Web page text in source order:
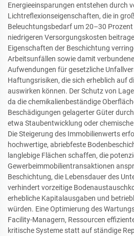
Energieeinsparungen entstehen durch
Lichtreflexionseigenschaften, die in
Beleuchtungsbedarf um 20–30
niedrigeren Versorgungskosten
Eigenschaften der Beschichtung
Arbeitsunfällen sowie damit
Aufwendungen für gesetzliche
Haftungsrisiken, die sich erheblich auf
auswirken können. Der Schutz von
da die chemikalienbeständige
Beschädigungen gelagerter Güter
etwa Staubentwicklung oder
Die Steigerung des Immobilienwerts
hochwertige, abriebfeste
langlebige Flächen schaffen, die
Gewerbeimmobilientransaktionen
Beschichtung, die Lebensdauer des
verhindert vorzeitige
erhebliche Kapitalausgaben und
würden. Eine Optimierung des
Facility-Managern, Ressourcen
kritische Systeme statt auf ständige